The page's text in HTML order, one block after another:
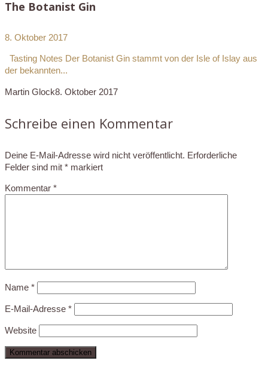
The Botanist Gin
8. Oktober 2017
Tasting Notes Der Botanist Gin stammt von der Isle of Islay aus
der bekannten...
Martin Glock8. Oktober 2017
Schreibe einen Kommentar
Deine E-Mail-Adresse wird nicht veröffentlicht. Erforderliche
Felder sind mit * markiert
Kommentar *
Name *
E-Mail-Adresse *
Website